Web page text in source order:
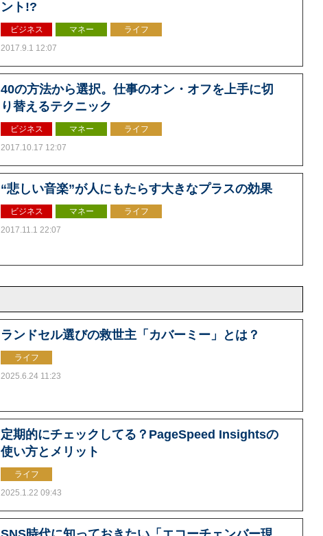
ント!?
ビジネス マネー
ライフ
2017.9.1 12:07
40の方法から選択。仕事のオン・オフを上手に切
り替えるテクニック
ビジネス マネー
ライフ
2017.10.17 12:07
“悲しい音楽”が人にもたらす大きなプラスの効果
ビジネス マネー
ライフ
2017.11.1 22:07
ランドセル選びの救世主「カバーミー」とは？
ライフ
2025.6.24 11:23
定期的にチェックしてる？PageSpeed Insightsの
使い方とメリット
ライフ
2025.1.22 09:43